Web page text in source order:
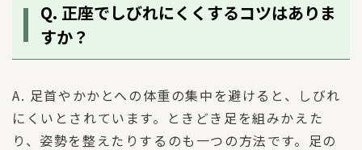
Q. 正座でしびれにくくするコツはありま
すか？
A. 足首やかかとへの体重の集中を避けると、しびれ
にくいとされています。ときどき足を組みかえた
り、姿勢を整えたりするのも一つの方法です。足の